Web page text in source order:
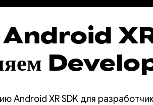
Android
Android XR SDK для